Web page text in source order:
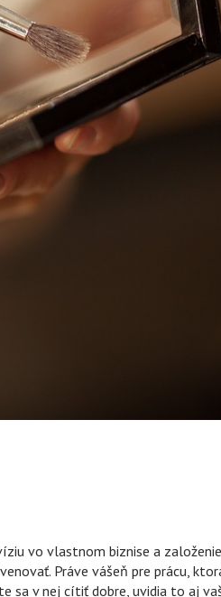
vo vlastnom biznise a
Práve vášeň pre prácu,
sa v nej cítiť dobre, uvidia to aj